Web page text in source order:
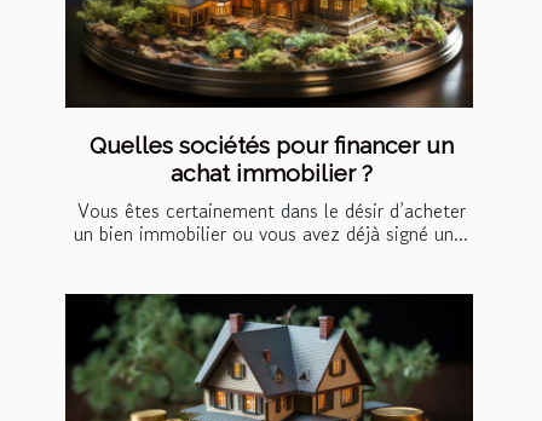
Quelles sociétés pour financer un
achat immobilier ?
Vous êtes certainement dans le désir d’acheter
un bien immobilier ou vous avez déjà signé un...